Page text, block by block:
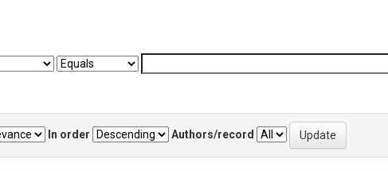
In order Authors/record